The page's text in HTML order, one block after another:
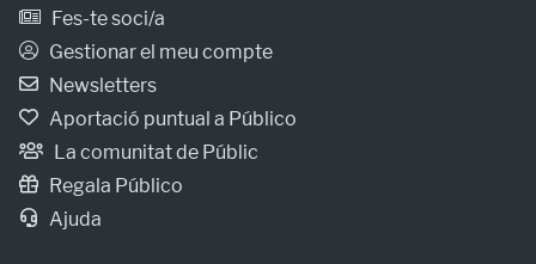
Fes-te soci/a
Gestionar el meu compte
Newsletters
Aportació puntual a Público
La comunitat de Públic
Regala Público
Ajuda